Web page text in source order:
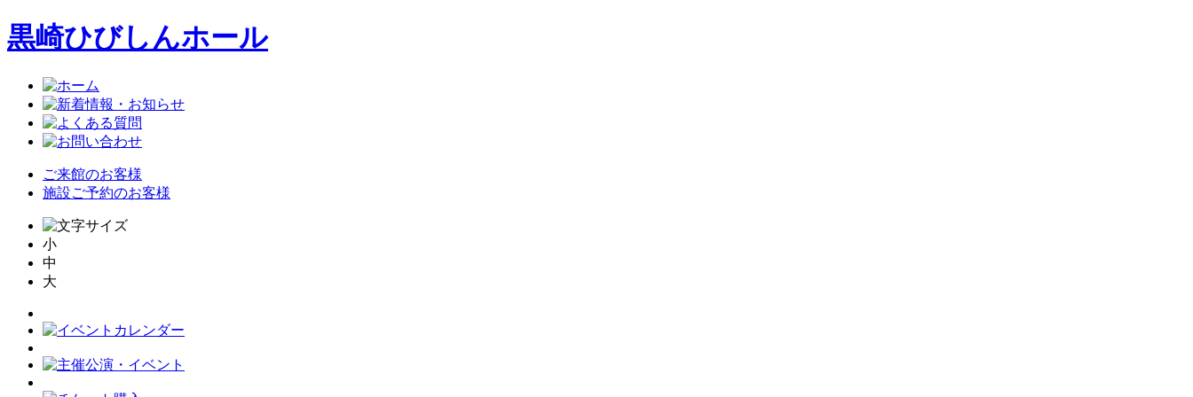
黒崎ひびしんホール
ご来館のお客様
施設ご予約のお客様
小
中
大